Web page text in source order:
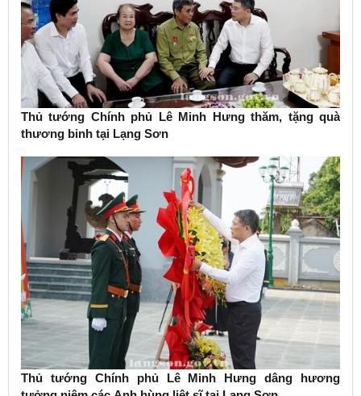
Thủ tướng Chính phủ Lê Minh Hưng thăm, tặng quà
thương binh tại Lạng Sơn
Thủ tướng Chính phủ Lê Minh Hưng dâng hương